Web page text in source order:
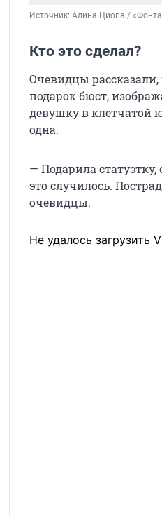
Источник: Алина Циопа /
Кто это сделал?
Очевидцы
подарок бюст,
девушку в клетчатой
одна.
— Подарила
это случилось.
очевидцы.
Не удалось загрузить